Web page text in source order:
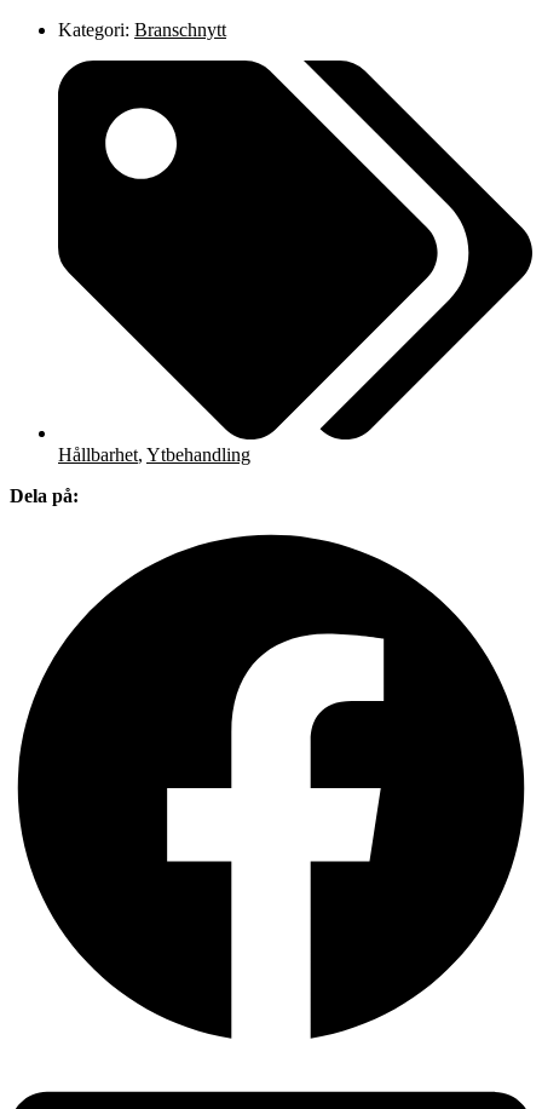
Kategori: Branschnytt
Hållbarhet, Ytbehandling
Dela på: